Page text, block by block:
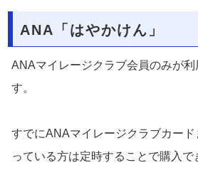
ANA「はやかけん」
ANAマイレージクラブ会員のみが
す。
すでにANAマイレージクラブカー
っている方は定時することで購入で